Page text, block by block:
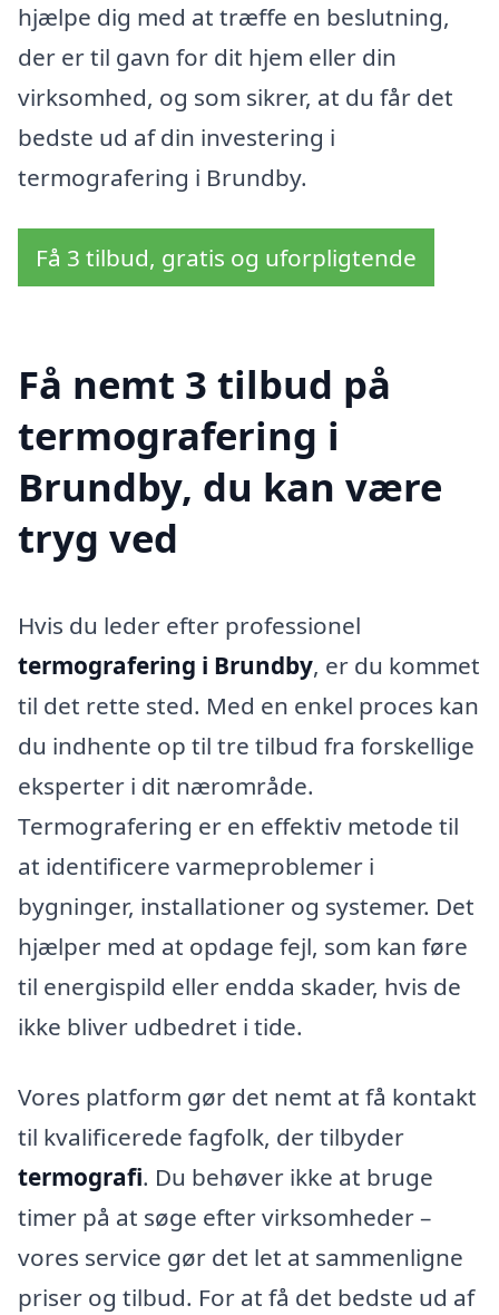
hjælpe dig med at træffe en beslutning,
der er til gavn for dit hjem eller din
virksomhed, og som sikrer, at du får det
bedste ud af din investering i
termografering i Brundby.
Få 3 tilbud, gratis og uforpligtende
Få nemt 3 tilbud på
termografering i
Brundby, du kan være
tryg ved
Hvis du leder efter professionel
termografering i Brundby, er du kommet
til det rette sted. Med en enkel proces kan
du indhente op til tre tilbud fra forskellige
eksperter i dit nærområde.
Termografering er en effektiv metode til
at identificere varmeproblemer i
bygninger, installationer og systemer. Det
hjælper med at opdage fejl, som kan føre
til energispild eller endda skader, hvis de
ikke bliver udbedret i tide.
Vores platform gør det nemt at få kontakt
til kvalificerede fagfolk, der tilbyder
termografi. Du behøver ikke at bruge
timer på at søge efter virksomheder –
vores service gør det let at sammenligne
priser og tilbud. For at få det bedste ud af